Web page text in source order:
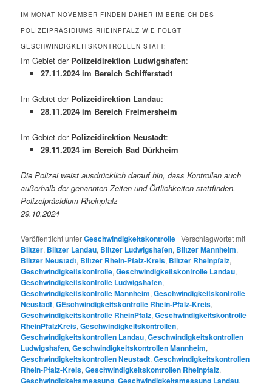
IM MONAT NOVEMBER FINDEN DAHER IM BEREICH DES
POLIZEIPRÄSIDIUMS RHEINPFALZ WIE FOLGT
GESCHWINDIGKEITSKONTROLLEN STATT:
Im Gebiet der Polizeidirektion Ludwigshafen:
27.11.2024 im Bereich Schifferstadt
Im Gebiet der Polizeidirektion Landau:
28.11.2024 im Bereich Freimersheim
Im Gebiet der Polizeidirektion Neustadt:
29.11.2024 im Bereich Bad Dürkheim
Die Polizei weist ausdrücklich darauf hin, dass Kontrollen auch
außerhalb der genannten Zeiten und Örtlichkeiten stattfinden.
Polizeipräsidium Rheinpfalz
29.10.2024
Veröffentlicht unterGeschwindigkeitskontrolle |Verschlagwortet mit
Blitzer, Blitzer Landau, Blitzer Ludwigshafen, Blitzer Mannheim,
Blitzer Neustadt, Blitzer Rhein-Pfalz-Kreis, Blitzer Rheinpfalz,
Geschwindigkeitskontrolle,Geschwindigkeitskontrolle Landau,
Geschwindigkeitskontrolle Ludwigshafen,
Geschwindigkeitskontrolle Mannheim,Geschwindigkeitskontrolle
Neustadt,GEschwindigkeitskontrolle Rhein-Pfalz-Kreis,
Geschwindigkeitskontrolle RheinPfalz,Geschwindigkeitskontrolle
RheinPfalzKreis,Geschwindigkeitskontrollen,
Geschwindigkeitskontrollen Landau,Geschwindigkeitskontrollen
Ludwigshafen,Geschwindigkeitskontrollen Mannheim,
Geschwindigkeitskontrollen Neustadt,Geschwindigkeitskontrollen
Rhein-Pfalz-Kreis,Geschwindigkeitskontrollen Rheinpfalz,
Geschwindigkeitsmessung,Geschwindigkeitsmessung Landau,